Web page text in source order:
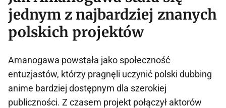
jednym z najbardziej znanych
polskich projektów
Amanogawa powstała jako społeczność
entuzjastów, którzy pragnęli uczynić polski dubbing
anime bardziej dostępnym dla szerokiej
publiczności. Z czasem projekt połączył aktorów